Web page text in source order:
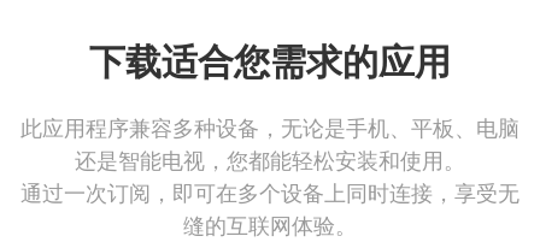
下载适合您需求的应用
此应用程序兼容多种设备，无论是手机、平板、电脑
还是智能电视，您都能轻松安装和使用。
通过一次订阅，即可在多个设备上同时连接，享受无
缝的互联网体验。